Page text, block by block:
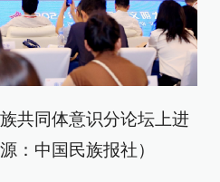
共同体意识分论坛上进
：中国民族报社）